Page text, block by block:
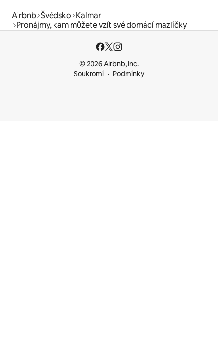
Airbnb Švédsko Kalmar
Pronájmy, kam můžete vzít své domácí mazlíčky
© 2026 Airbnb, Inc.
Soukromí
Podmínky